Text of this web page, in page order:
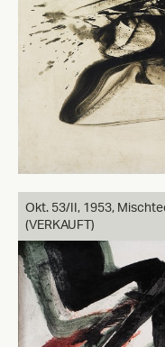
Okt. 53/II, 1953,
(VERKAUFT)